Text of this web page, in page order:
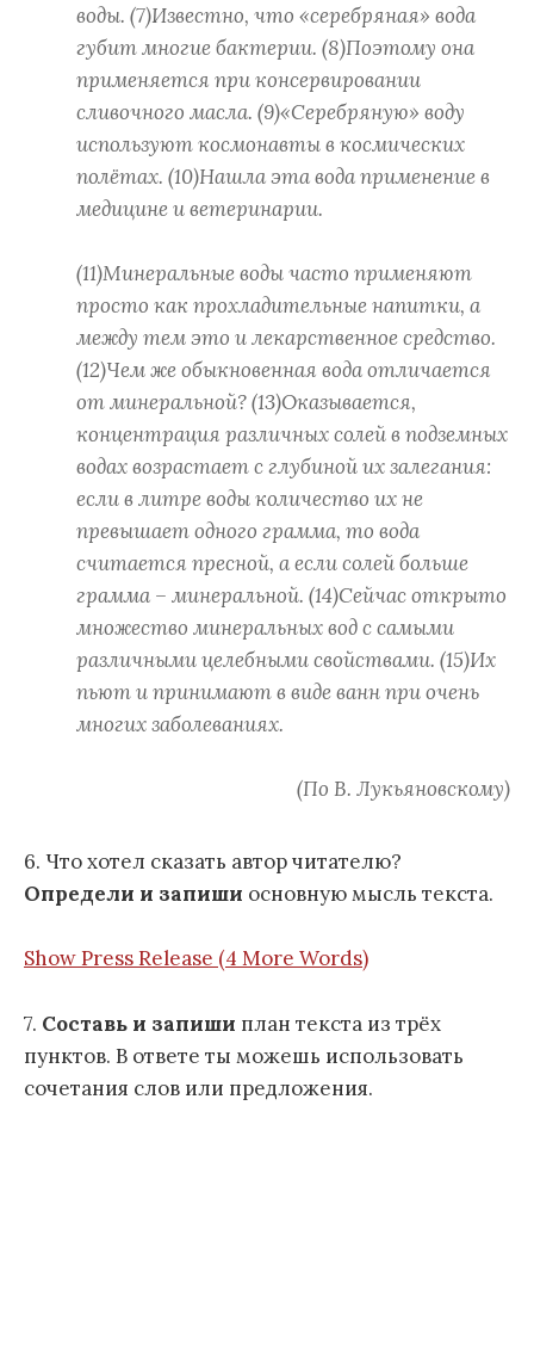
воды. (7)Известно, что «серебряная» вода
губит многие бактерии. (8)Поэтому она
применяется при консервировании
сливочного масла. (9)«Серебряную» воду
используют космонавты в космических
полётах. (10)Нашла эта вода применение в
медицине и ветеринарии.
(11)Минеральные воды часто применяют
просто как прохладительные напитки, а
между тем это и лекарственное средство.
(12)Чем же обыкновенная вода отличается
от минеральной? (13)Оказывается,
концентрация различных солей в подземных
водах возрастает с глубиной их залегания:
если в литре воды количество их не
превышает одного грамма, то вода
считается пресной, а если солей больше
грамма – минеральной. (14)Сейчас открыто
множество минеральных вод с самыми
различными целебными свойствами. (15)Их
пьют и принимают в виде ванн при очень
многих заболеваниях.
(По В. Лукьяновскому)
6. Что хотел сказать автор читателю?
Определи и запиши основную мысль текста.
Show Press Release (4 More Words)
7. Составь и запиши план текста из трёх
пунктов. В ответе ты можешь использовать
сочетания слов или предложения.